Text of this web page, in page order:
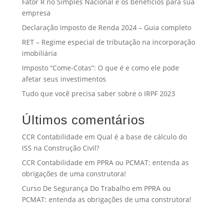
empresa
Declaração Imposto de Renda 2024 – Guia completo
RET – Regime especial de tributação na incorporação
imobiliária
Imposto “Come-Cotas”: O que é e como ele pode
afetar seus investimentos
Tudo que você precisa saber sobre o IRPF 2023
Últimos comentários
CCR Contabilidade em Qual é a base de cálculo do
ISS na Construção Civil?
CCR Contabilidade em PPRA ou PCMAT: entenda as
obrigações de uma construtora!
Curso De Segurança Do Trabalhoem PPRA ou
PCMAT: entenda as obrigações de uma construtora!